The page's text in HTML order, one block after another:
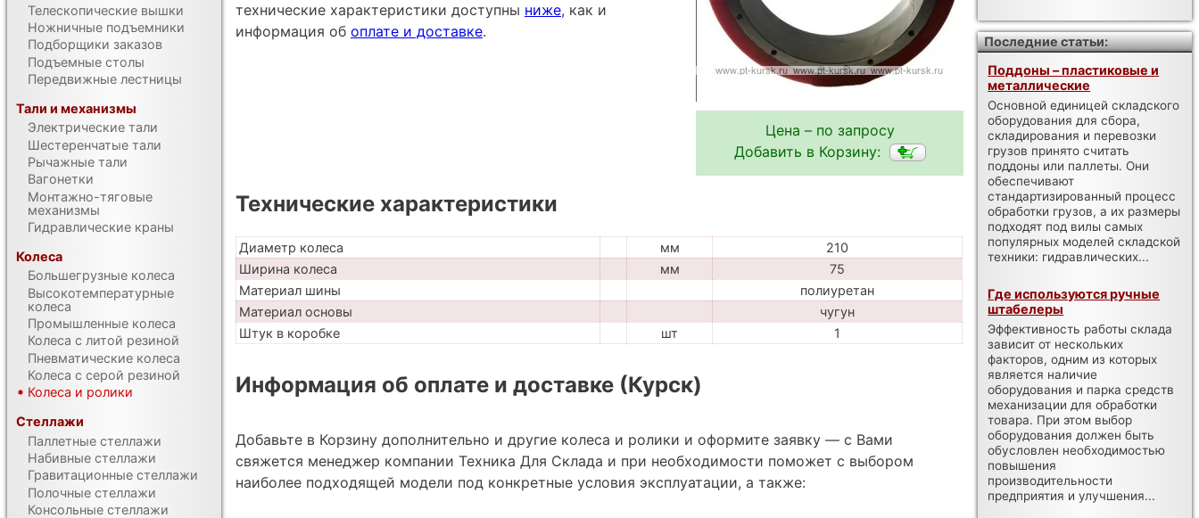
Цена – по запросу
Добавить в Корзину:
технические характеристики доступны ниже, как и
информация об оплате и доставке.
Технические характеристики
Диаметр колеса мм
210
Ширина колеса
мм
75
Материал шины
полиуретан
Материал основы
чугун
Штук в коробке
шт 1
Информация об оплате и доставке (Курск)
Добавьте в Корзину дополнительно и другие колеса и ролики и оформите заявку — с Вами
свяжется менеджер компании Техника Для Склада и при необходимости поможет с выбором
наиболее подходящей модели под конкретные условия эксплуатации, а также:
Телескопические вышки
Ножничные подъемники
Подборщики заказов
Подъемные столы
Передвижные лестницы
Тали и механизмы
Электрические тали
Шестеренчатые тали
Рычажные тали
Вагонетки
Монтажно-тяговые
механизмы
Гидравлические краны
Колеса
Большегрузные колеса
Высокотемпературные
колеса
Промышленные колеса
Колеса с литой резиной
Пневматические колеса
Колеса с серой резиной
Колеса и ролики
Стеллажи
Паллетные стеллажи
Набивные стеллажи
Гравитационные стеллажи
Полочные стеллажи
Консольные стеллажи
Последние статьи:
Поддоны – пластиковые и
металлические
Основной единицей складского
оборудования для сбора,
складирования и перевозки
грузов принято считать
поддоны или паллеты. Они
обеспечивают
стандартизированный процесс
обработки грузов, а их размеры
подходят под вилы самых
популярных моделей складской
техники: гидравлических...
Где используются ручные
штабелеры
Эффективность работы склада
зависит от нескольких
факторов, одним из которых
является наличие
оборудования и парка средств
механизации для обработки
товара. При этом выбор
оборудования должен быть
обусловлен необходимостью
повышения
производительности
предприятия и улучшения...